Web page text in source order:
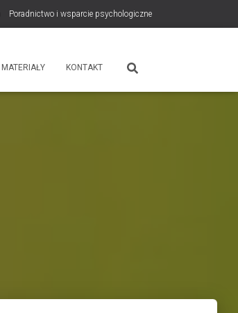
Poradnictwo i wsparcie psychologiczne
MATERIAŁY KONTAKT